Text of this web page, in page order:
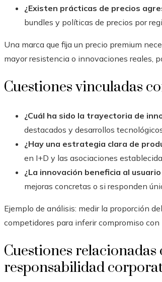
¿Existen prácticas de precios
bundles y políticas de precios por
Una marca que fija un precio premium
mayor resistencia o innovaciones reales,
Cuestiones vinculadas
¿Cuál ha sido la trayectoria de
destacados y desarrollos
¿Hay una estrategia clara de
en I+D y las asociaciones
¿La innovación beneficia al
mejoras concretas o si responden
Ejemplo de análisis: medir la proporción
competidores para inferir compromiso con
Cuestiones
responsabilidad